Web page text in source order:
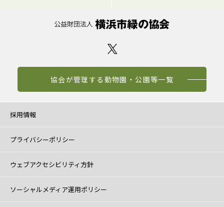
協会が管理する動物園・公園等一覧
採用情報
プライバシーポリシー
ウェブアクセシビリティ方針
ソーシャルメディア運用ポリシー